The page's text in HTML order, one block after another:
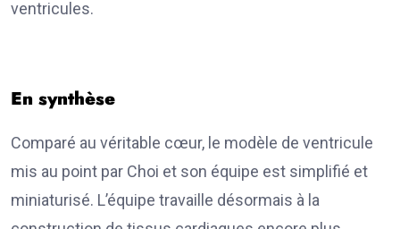
ventricules.
En synthèse
Comparé au véritable cœur, le modèle de ventricule
mis au point par Choi et son équipe est simplifié et
miniaturisé. L’équipe travaille désormais à la